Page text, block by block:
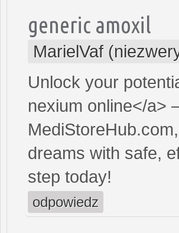
generic amoxil
MarielVaf
Unlock your
nexium online</a>
dreams with safe,
step today!
odpowiedz